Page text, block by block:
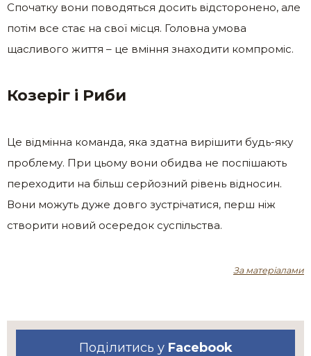
Спочатку вони поводяться досить відсторонено, але
потім все стає на свої місця. Головна умова
щасливого життя – це вміння знаходити компроміс.
Козеріг і Риби
Це відмінна команда, яка здатна вирішити будь-яку
проблему. При цьому вони обидва не поспішають
переходити на більш серйозний рівень відносин.
Вони можуть дуже довго зустрічатися, перш ніж
створити новий осередок суспільства.
За матеріалами
Поділитись у Facebook